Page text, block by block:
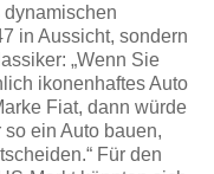
in Aussicht, sondern
„Wenn Sie
ikonenhaftes Auto
Fiat, dann würde
ein Auto bauen,
Für den